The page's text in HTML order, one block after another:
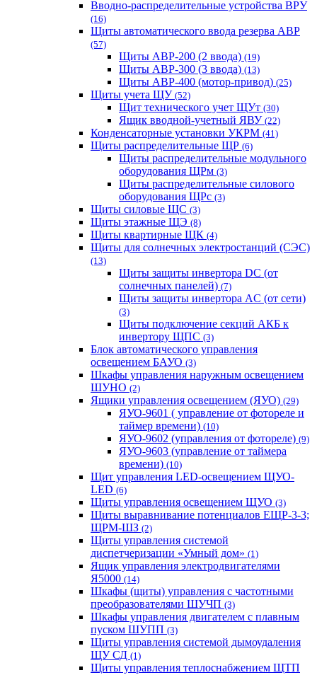
Вводно-распределительные устройства ВРУ
(16)
Щиты автоматического ввода резерва АВР
(57)
Щиты АВР-200 (2 ввода) (19)
Щиты АВР-300 (3 ввода) (13)
Щиты АВР-400 (мотор-привод) (25)
Щиты учета ЩУ (52)
Щит технического учет ЩУт (30)
Ящик вводной-учетный ЯВУ (22)
Конденсаторные установки УКРМ (41)
Щиты распределительные ЩР (6)
Щиты распределительные модульного
оборудования ЩРм (3)
Щиты распределительные силового
оборудования ЩРс (3)
Щиты силовые ЩС (3)
Щиты этажные ЩЭ (8)
Щиты квартирные ЩК (4)
Щиты для солнечных электростанций (СЭС)
(13)
Щиты защиты инвертора DC (от
солнечных панелей) (7)
Щиты защиты инвертора AC (от сети)
(3)
Щиты подключение секций АКБ к
инвертору ЩПС (3)
Блок автоматического управления
освещением БАУО (3)
Шкафы управления наружным освещением
ШУНО (2)
Ящики управления освещением (ЯУО) (29)
ЯУО-9601 ( управление от фотореле и
таймер времени) (10)
ЯУО-9602 (управления от фотореле) (9)
ЯУО-9603 (управление от таймера
времени) (10)
Щит управления LED-освещением ЩУО-
LED (6)
Щиты управления освещением ЩУО (3)
Щиты выравнивание потенциалов ЕЩР-3-3;
ЩРМ-ШЗ (2)
Щиты управления системой
диспетчеризации «Умный дом» (1)
Ящик управления электродвигателями
Я5000 (14)
Шкафы (щиты) управления с частотными
преобразователями ШУЧП (3)
Шкафы управления двигателем с плавным
пуском ШУПП (3)
Щиты управления системой дымоудаления
ЩУ СД (1)
Щиты управления теплоснабжением ЩТП